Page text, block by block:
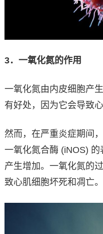
3．一氧化氮的作用
一氧化氮由内皮细胞产
有好处，因为它会导致
然而，在严重炎症期间
一氧化氮合酶 (iNOS)
产生增加。一氧化氮的
致心肌细胞坏死和凋亡。